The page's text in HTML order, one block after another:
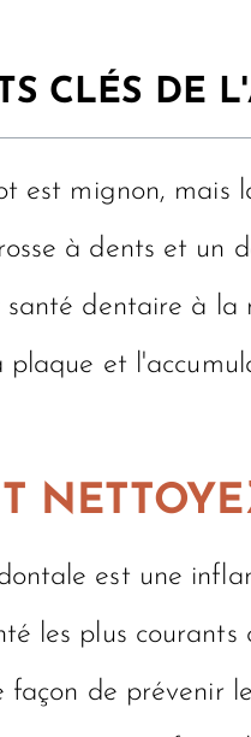
CLÉS DE
est mignon, mais
à dents et un
dentaire à la
plaque et
est une
les plus
façon de prévenir